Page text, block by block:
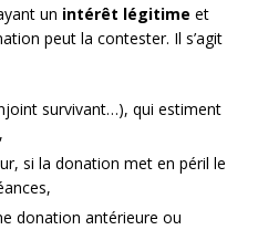
un intérêt légitime et
peut la contester. Il s’agit
survivant…), qui estiment
si la donation met en péril le
donation antérieure ou